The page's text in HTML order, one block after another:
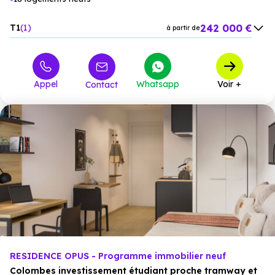
T1 1 à partir de242 000 €
à partir de 357 000 €
à partir de 526 635 €
Appel Contact Whatsapp Voir +
RESIDENCE OPUS - Programme immobilier neuf
Colombes investissement étudiant proche tramway et